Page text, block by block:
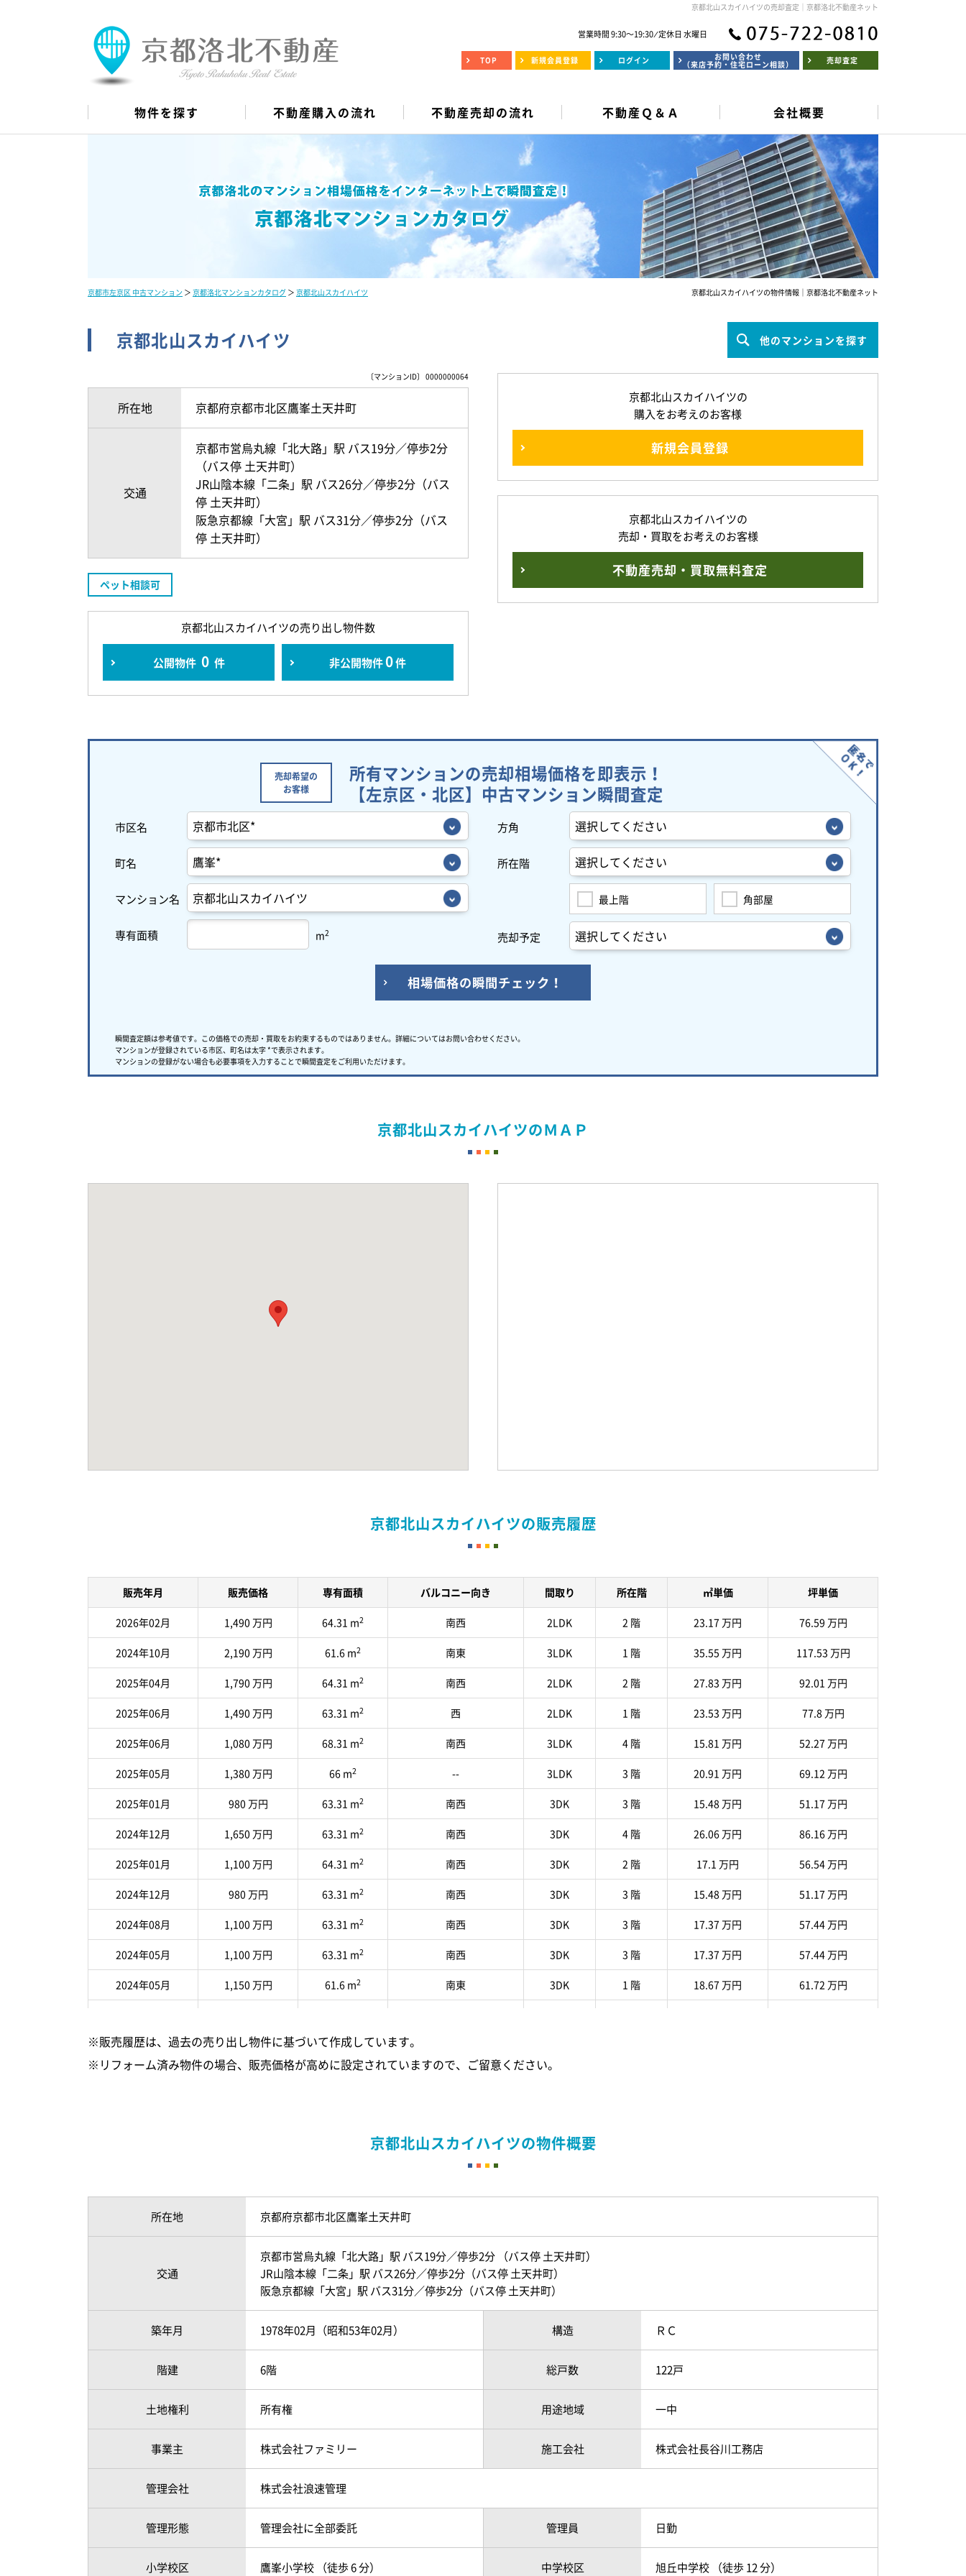
京都北山スカイハイツの売却査定｜京都洛北不動産ネット
営業時間 9:30～19:30 ⁄ 定休日 水曜日
TOP 新規会員登録 ログイン お問い合わせ
（来店予約・住宅ローン相談） 売却査定
物件を探す 不動産購入の流れ 不動産売却の流れ 不動産Ｑ＆Ａ 会社概要
京都市左京区 中古マンション ＞ 京都洛北マンションカタログ ＞ 京都北山スカイハイツ 京都北山スカイハイツの物件情報｜京都洛北不動産ネット
京都北山スカイハイツ 他のマンションを探す
〔マンションID〕 0000000064
所在地 京都府京都市北区鷹峯土天井町
交通
京都市営烏丸線「北大路」駅 バス19分／停歩2分
（バス停 土天井町）
JR山陰本線「二条」駅 バス26分／停歩2分（バス
停 土天井町）
阪急京都線「大宮」駅 バス31分／停歩2分（バス
停 土天井町）
ペット相談可
京都北山スカイハイツの売り出し物件数
公開物件 0 件 非公開物件0件
京都北山スカイハイツの
購入をお考えのお客様
新規会員登録
京都北山スカイハイツの
売却・買取をお考えのお客様
不動産売却・買取無料査定
売却希望の
お客様
所有マンションの売却相場価格を即表示！
【左京区・北区】中古マンション瞬間査定
市区名
町名
マンション名
専有面積 m2
方角
所在階
最上階 角部屋
売却予定
相場価格の瞬間チェック！
瞬間査定額は参考値です。この価格での売却・買取をお約束するものではありません。 詳細についてはお問い合わせください。
マンションが登録されている市区、町名は太字 *で表示されます。
マンションの登録がない場合も必要事項を入力することで瞬間査定をご利用いただけます。
京都北山スカイハイツのＭＡＰ
京都北山スカイハイツの販売履歴
販売年月 販売価格 専有面積 バルコニー向き 間取り 所在階 ㎡単価
坪単価
2026年02月
1,490 万円 64.31 m2 南西 2LDK 2 階 23.17 万円
76.59 万円
2024年10月
2,190 万円 61.6 m2 南東 3LDK 1 階 35.55 万円
117.53 万円
2025年04月
1,790 万円 64.31 m2 南西 2LDK 2 階 27.83 万円
92.01 万円
2025年06月
1,490 万円 63.31 m2 西 2LDK 1 階 23.53 万円
77.8 万円
2025年06月
1,080 万円 68.31 m2 南西 3LDK 4 階 15.81 万円
52.27 万円
2025年05月
1,380 万円 66 m2 -- 3LDK 3 階 20.91 万円
69.12 万円
2025年01月
980 万円 63.31 m2 南西 3DK 3 階 15.48 万円
51.17 万円
2024年12月
1,650 万円 63.31 m2 南西 3DK 4 階 26.06 万円
86.16 万円
2025年01月
1,100 万円 64.31 m2 南西 3DK 2 階 17.1 万円
56.54 万円
2024年12月
980 万円 63.31 m2 南西 3DK 3 階 15.48 万円
51.17 万円
2024年08月
1,100 万円 63.31 m2 南西 3DK 3 階 17.37 万円
57.44 万円
2024年05月
1,100 万円 63.31 m2 南西 3DK 3 階 17.37 万円
57.44 万円
2024年05月
1,150 万円 61.6 m2 南東 3DK 1 階 18.67 万円
61.72 万円
2024年04月
1,890 万円 81.44 m2
2023年12月
2,290 万円 61.6 m 2 南西 2LDK
南 2LDK
2023年02月
1,790 万円 63.31 m 南西 2LDK 4 階 28.27 万円
93.47 万円
2023年02月
1,600 万円 61.6 m2
1,480 万円 61.6 m2 南西 2LDK
1,720 万円 81.44 m2 南西 3LDK
2
2022年04月
1,900 万円 61.6 m 南東 3LDK 6 階 30.84 万円
101.96 万円
2022年07月
1,800 万円 2LDK
2021年09月
1,150 万円 3DK
2020年11月
1,080 万円 58.32 m 南 1LDK 3 階 18.52 万円
61.22 万円
2020年07月
1,350 万円 68.31 m
2020年07月
1,490 万円 61.6 m2 2LDK
※販売履歴は、過去の売り出し物件に基づいて作成しています。
※リフォーム済み物件の場合、販売価格が高めに設定されていますので、ご留意ください。
京都北山スカイハイツの物件概要
所在地 京都府京都市北区鷹峯土天井町
交通
京都市営烏丸線「北大路」駅 バス19分／停歩2分 （バス停 土天井町）
JR山陰本線「二条」駅 バス26分／停歩2分（バス停 土天井町）
阪急京都線「大宮」駅 バス31分／停歩2分（バス停 土天井町）
築年月 1978年02月（昭和53年02月） 構造 ＲＣ
階建 6階 総戸数 122戸
土地権利 所有権 用途地域 一中
事業主 株式会社ファミリー 施工会社 株式会社長谷川工務店
管理会社 株式会社浪速管理
管理形態 管理会社に全部委託 管理員 日勤
小学校区 鷹峯小学校 （徒歩 6 分） 中学校区 旭丘中学校 （徒歩 12 分）